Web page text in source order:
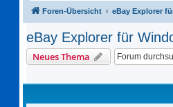
Foren-Übersicht eBay Explorer
eBay Explorer für
Neues Thema